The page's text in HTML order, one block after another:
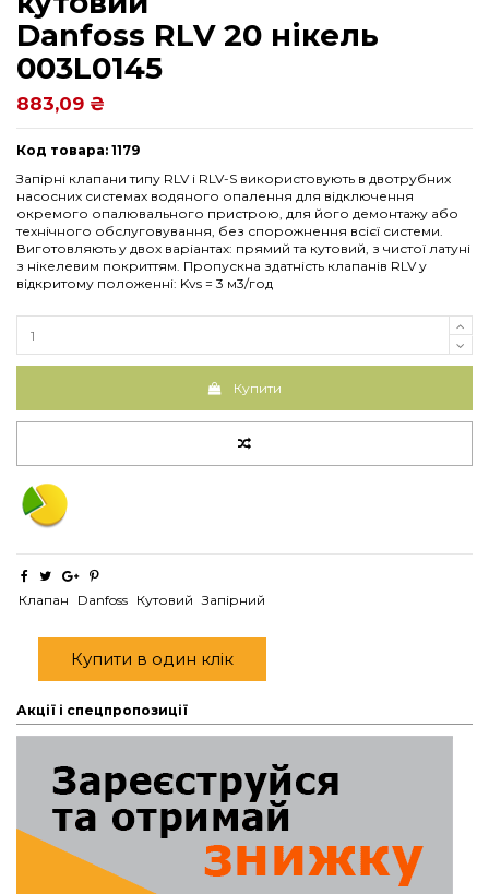
Danfoss RLV 20 нікель
003L0145
883,09 ₴
Код товара: 1179
Запірні клапани типу RLV і RLV-S використовують в двотрубних
насосних системах водяного опалення для відключення
окремого опалювального пристрою, для його демонтажу або
технічного обслуговування, без спорожнення всієї системи.
Виготовляють у двох варіантах: прямий та кутовий, з чистої латуні
з нікелевим покриттям. Пропускна здатність клапанів RLV у
відкритому положенні: Kvs = 3 м3/год
Купити
Клапан Danfoss Кутовий Запірний
Купити в один клік
Акції і спецпропозиції